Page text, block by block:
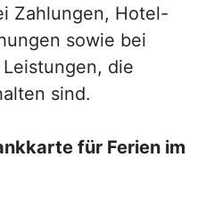
Zahlungen, Hotel-
sowie bei
die
sind.
für Ferien im